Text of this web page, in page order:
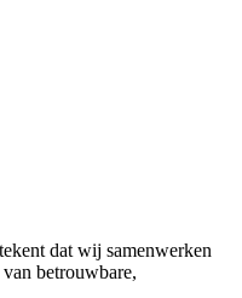
dat wij samenwerken
betrouwbare,